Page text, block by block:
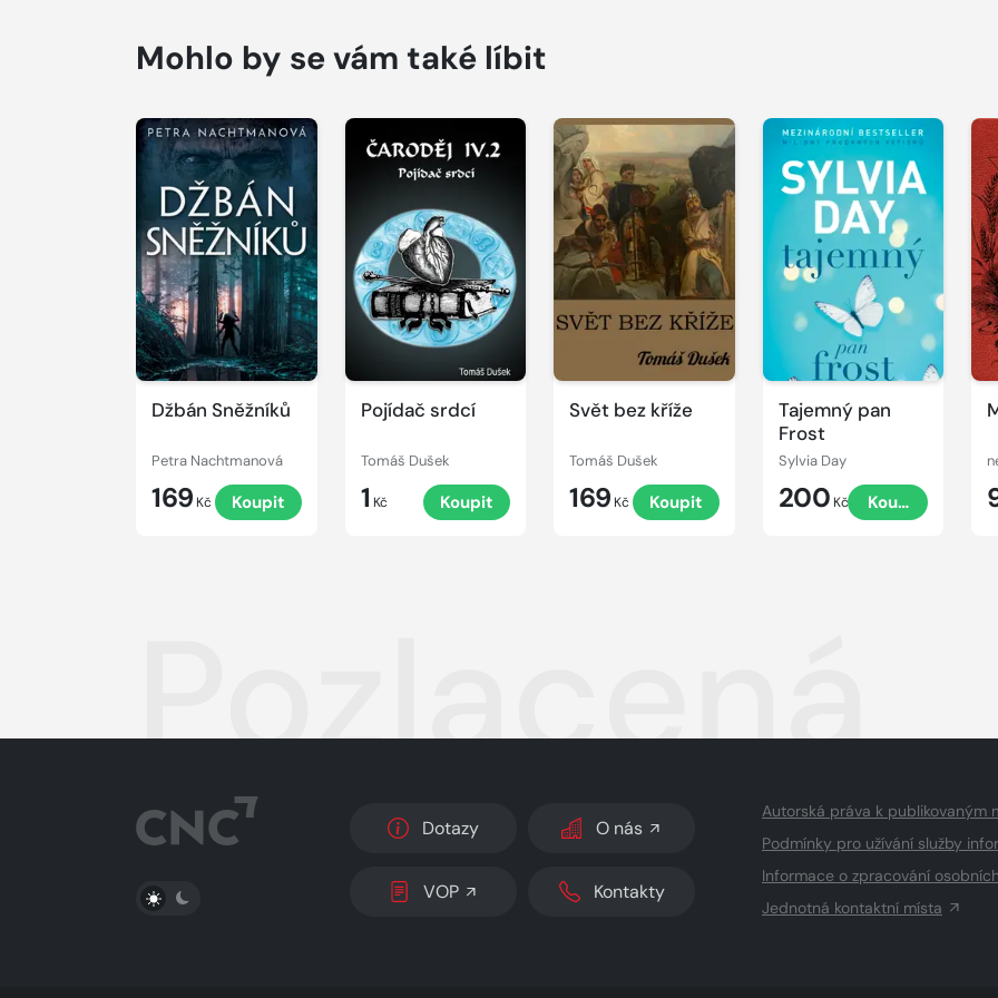
Mohlo by se vám také líbit
Džbán Sněžníků
Petra Nachtmanová
169 Kč Koupit
Pojídač srdcí
Tomáš Dušek
1 Kč Koupit
Svět bez kříže
Tomáš Dušek
169 Kč Koupit
Tajemný pan
Frost
Sylvia Day
200 Kč Koupit
Pozlacená
PŘEPNOUT SVĚTLÝ/TMAVÝ REŽIM
Dotazy O nás
VOP Kontakty
Autorská práva k publikovaným
Podmínky pro užívání služby
Informace o zpracování
Jednotná kontaktní místa